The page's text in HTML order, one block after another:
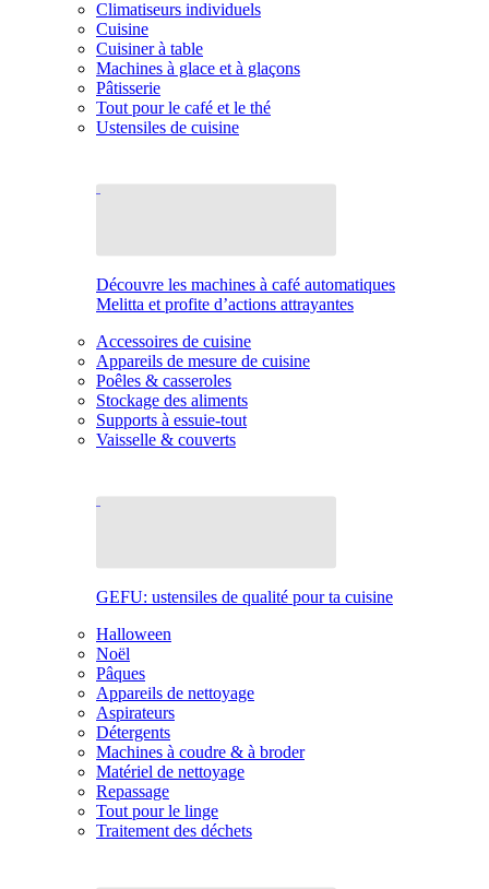
Climatiseurs individuels
Cuisine
Cuisiner à table
Machines à glace et à glaçons
Pâtisserie
Tout pour le café et le thé
Ustensiles de cuisine
Découvre les machines à café automatiques
Melitta et profite d’actions attrayantes
Accessoires de cuisine
Appareils de mesure de cuisine
Poêles & casseroles
Stockage des aliments
Supports à essuie-tout
Vaisselle & couverts
GEFU: ustensiles de qualité pour ta cuisine
Halloween
Noël
Pâques
Appareils de nettoyage
Aspirateurs
Détergents
Machines à coudre & à broder
Matériel de nettoyage
Repassage
Tout pour le linge
Traitement des déchets